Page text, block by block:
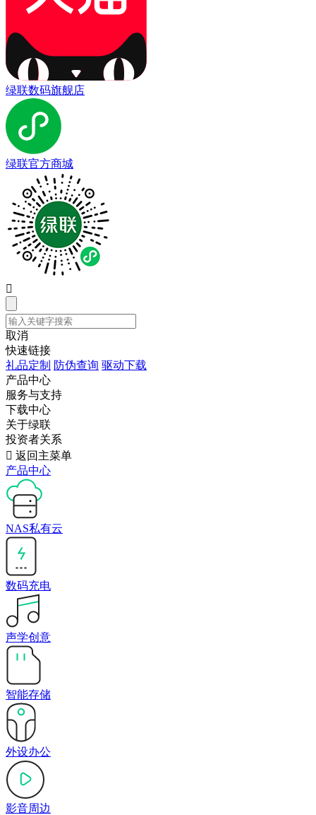
绿联数码旗舰店
绿联官方商城

取消
快速链接
礼品定制 防伪查询 驱动下载
产品中心
服务与支持
下载中心
关于绿联
投资者关系
 返回主菜单
产品中心
NAS私有云
数码充电
声学创意
智能存储
外设办公
影音周边